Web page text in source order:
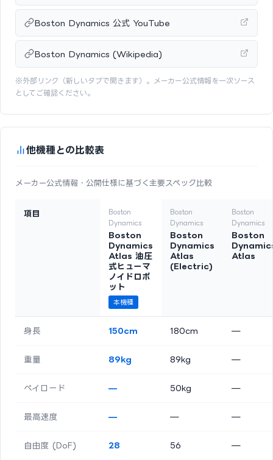
Boston Dynamics 公式 YouTube
Boston Dynamics (Wikipedia)
※外部リンク（新しいタブで開きます）。メーカー公式情報を一次ソース
としてご確認ください。
他機種との比較表
メーカー公式情報・公開仕様に基づく主要スペック比較
項目
Boston
Dynamics
Boston
Dynamics
Atlas 油圧
式ヒューマ
ノイドロボ
ット
本機種
Boston
Dynamics
Boston
Dynamics
Atlas
(Electric)
Boston
Dynamics
Boston
Atlas
身長 150cm 180cm —
重量 89kg 89kg —
ペイロード — 50kg —
最高速度 — — —
自由度 (DoF) 28 56 —